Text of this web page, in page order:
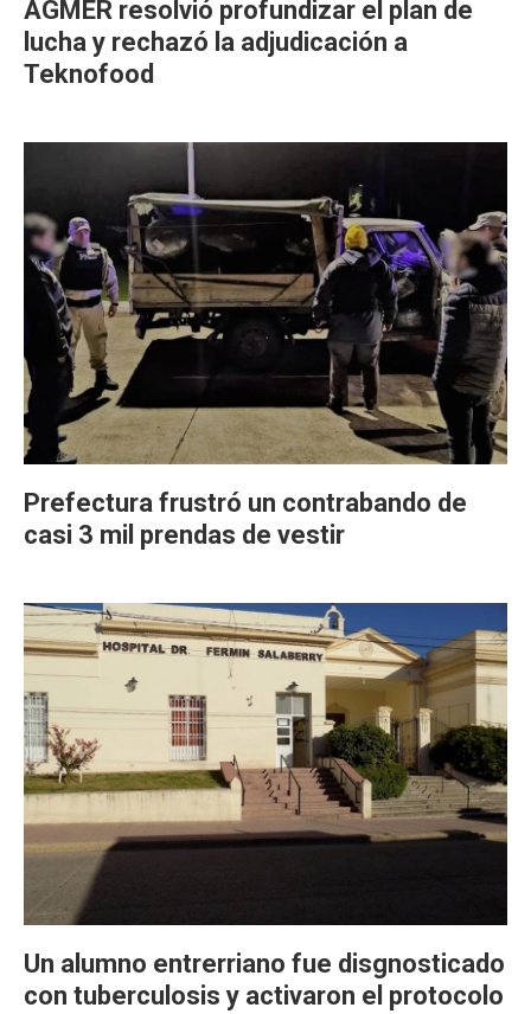
AGMER resolvió profundizar el plan de
lucha y rechazó la adjudicación a
Teknofood
Prefectura frustró un contrabando de
casi 3 mil prendas de vestir
Un alumno entrerriano fue disgnosticado
con tuberculosis y activaron el protocolo